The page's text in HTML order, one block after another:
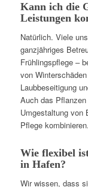
Kann ich die
Leistungen
Natürlich. Viele
ganzjähriges
Frühlingspflege –
von
Laubbeseitigung
Auch das
Umgestaltung von
Pflege kombinieren.
Wie flexibel
in Hafen?
Wir wissen, dass